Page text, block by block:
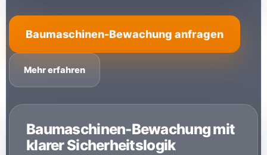
Baumaschinen-Bewachung anfragen
Mehr erfahren
Baumaschinen-Bewachung mit
klarer Sicherheitslogik